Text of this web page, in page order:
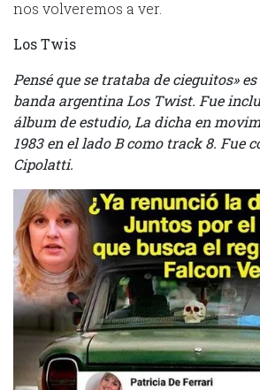
nos volveremos a ver.
Los Twis
Pensé que se trataba de cieguitos»
banda argentina Los Twist. Fue
álbum de estudio, La dicha en
1983 en el lado B como track 8. Fue
Cipolatti.